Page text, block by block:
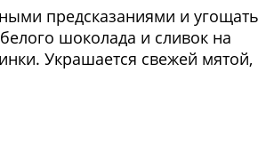
предсказаниями и угощать
шоколада и сливок на
Украшается свежей мятой,